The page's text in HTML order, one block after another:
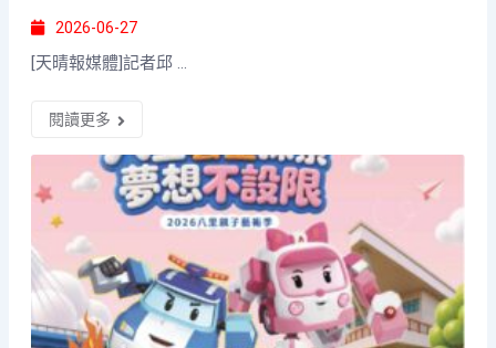
2026-06-27
[天晴報媒體]記者邱 ...
閱讀更多